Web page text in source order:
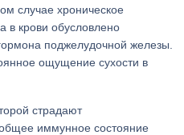
случае хроническое
в крови обусловлено
поджелудочной железы.
ощущение сухости в
страдают
иммунное состояние